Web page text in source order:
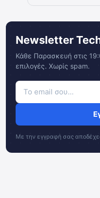
Newsletter
Κάθε Παρασκευή στις
επιλογές. Χωρίς spam.
Με την εγγραφή σας